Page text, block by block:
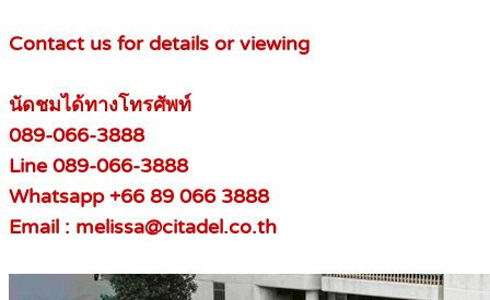
Contact us for details or viewing
นัดชมได้ทางโทรศัพท์
089-066-3888
Line 089-066-3888
Whatsapp +66 89 066 3888
Email : melissa@citadel.co.th